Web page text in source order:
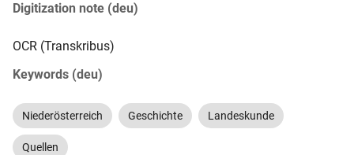
Digitization note (deu)
OCR (Transkribus)
Keywords (deu)
Niederösterreich Geschichte Landeskunde
Quellen